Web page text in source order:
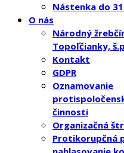
Nástenka do
O nás
Národný
Topoľčianky,
Kontakt
GDPR
Oznamovanie
činnosti
Organizačná
Protikorupčná